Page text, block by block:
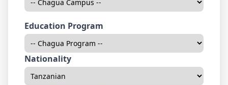
Education Program
Nationality